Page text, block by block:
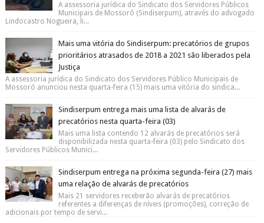
A assessoria jurídica do Sindicato dos Servidores Públicos
Municipais de Mossoró (Sindiserpum), através do advogado
Lindocastro Nogueira, li...
Mais uma vitória do Sindiserpum: precatórios de grupos
prioritários atrasados de 2018 a 2021 são liberados pela
Justiça
A assessoria jurídica do Sindicato dos Servidores Público Municipais de
Mossoró anunciou nesta quarta-feira (15) mais uma vitória do sindica...
Sindiserpum entrega mais uma lista de alvarás de
precatórios nesta quarta-feira (03)
Mais uma lista contendo 12 alvarás de precatórios será
disponibilizada nesta quarta-feira (03) pelo Sindicato dos
Servidores Públicos Munici...
Sindiserpum entrega na próxima segunda-feira (27) mais
uma relação de alvarás de precatórios
Mais 21 servidores receberão alvarás de precatórios
referentes a diferenças de níveis (promoções), correção de
adicionais por tempo de servi...